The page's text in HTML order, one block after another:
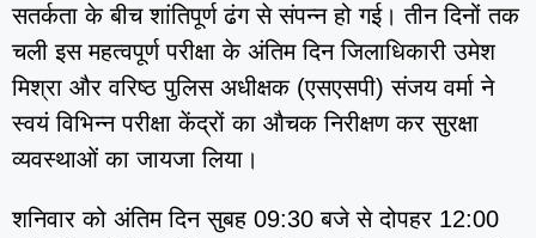
सतर्कता के बीच शांतिपूर्ण ढंग से संपन्न हो गई। तीन दिनों तक
चली इस महत्वपूर्ण परीक्षा के अंतिम दिन जिलाधिकारी उमेश
मिश्रा और वरिष्ठ पुलिस अधीक्षक (एसएसपी) संजय वर्मा ने
स्वयं विभिन्न परीक्षा केंद्रों का औचक निरीक्षण कर सुरक्षा
व्यवस्थाओं का जायजा लिया।
शनिवार को अंतिम दिन सुबह 09:30 बजे से दोपहर 12:00